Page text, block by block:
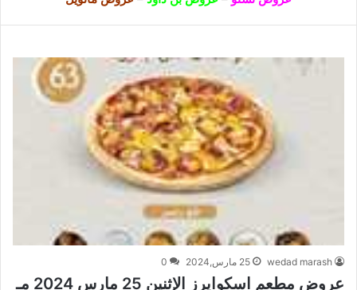
wedad marash 25 مارس,2024 0
عروض مطعم اسكوايرز الإثنين 25 مارس 2024 مـ